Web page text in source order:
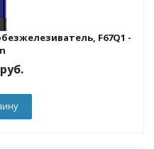
F67Q1 -
руб.